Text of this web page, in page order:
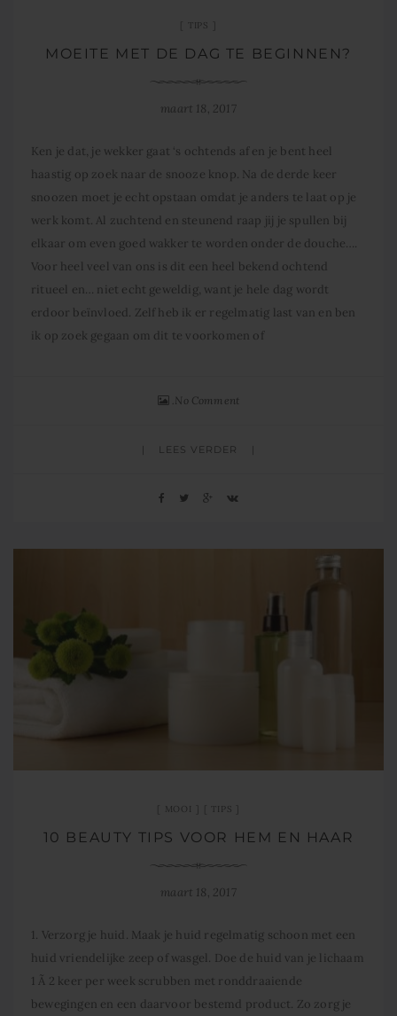
TIPS
MOEITE MET DE DAG TE BEGINNEN?
maart 18, 2017
Ken je dat, je wekker gaat ‘s ochtends af en je bent heel
haastig op zoek naar de snooze knop. Na de derde keer
snoozen moet je echt opstaan omdat je anders te laat op je
werk komt. Al zuchtend en steunend raap jij je spullen bij
elkaar om even goed wakker te worden onder de douche….
Voor heel veel van ons is dit een heel bekend ochtend
ritueel en… niet echt geweldig, want je hele dag wordt
erdoor beïnvloed. Zelf heb ik er regelmatig last van en ben
ik op zoek gegaan om dit te voorkomen of
No Comment
LEES VERDER
MOOI TIPS
10 BEAUTY TIPS VOOR HEM EN HAAR
maart 18, 2017
1. Verzorg je huid. Maak je huid regelmatig schoon met een
huid vriendelijke zeep of wasgel. Doe de huid van je lichaam
1 Ã 2 keer per week scrubben met ronddraaiende
bewegingen en een daarvoor bestemd product. Zo zorg je